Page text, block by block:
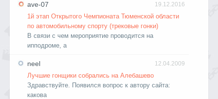
19.12.2016
ave-07
1й этап Открытого Чемпионата Тюменской области
по автомобильному спорту (трековые гонки)
В связи с чем мероприятие проводится на
ипподроме, а
12.04.2009
neel
Лучшие гонщики собрались на Алебашево
Здравствуйте. Появился вопрос к автору сайта:
какова